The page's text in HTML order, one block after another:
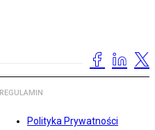
REGULAMIN
Polityka Prywatności